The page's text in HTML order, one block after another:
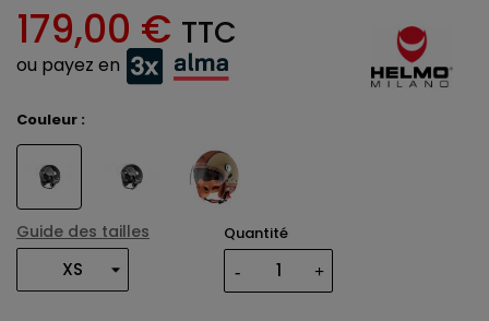
179,00 € TTC
ou payez en
Couleur :
Guide des tailles Quantité